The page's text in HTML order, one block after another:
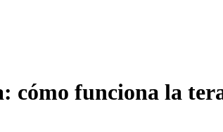
cómo funciona la